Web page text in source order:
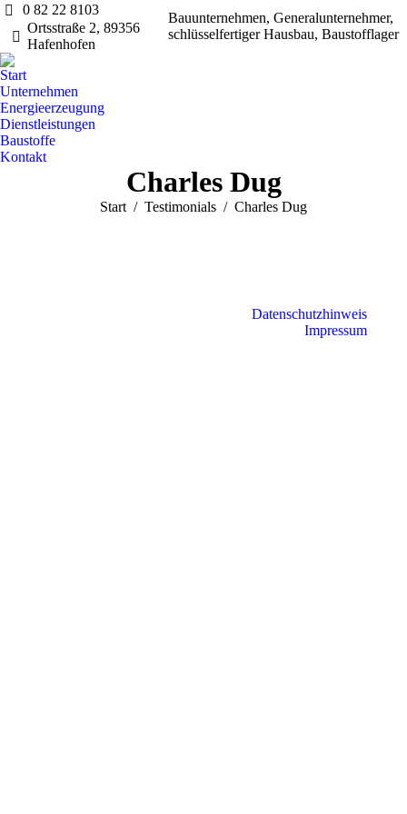
0 82 22 8103
Ortsstraße 2, 89356
Hafenhofen
Bauunternehmen, Generalunternehmer,
schlüsselfertiger Hausbau, Baustofflager
Start
Unternehmen
Energieerzeugung
Dienstleistungen
Baustoffe
Kontakt
Charles Dug
Sie befinden sich hier:
Start Testimonials Charles Dug
Datenschutzhinweis
Impressum